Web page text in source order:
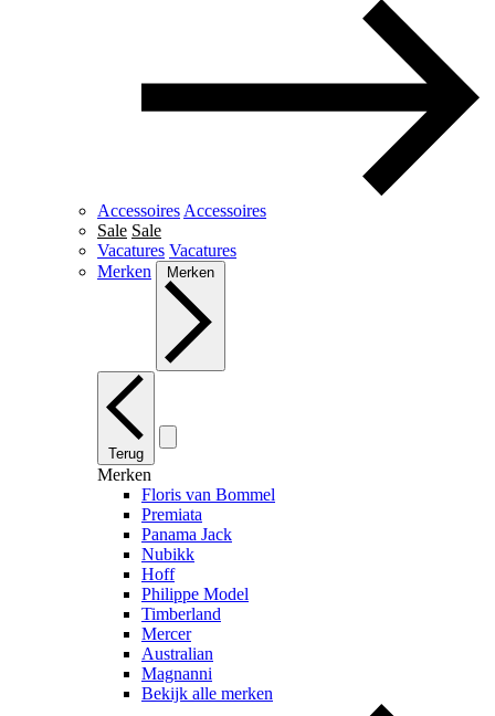
Accessoires Accessoires
Sale Sale
Vacatures Vacatures
Merken
Merken
Terug
Merken
Floris van Bommel
Premiata
Panama Jack
Nubikk
Hoff
Philippe Model
Timberland
Mercer
Australian
Magnanni
Bekijk alle merken